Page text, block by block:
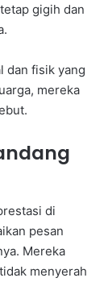
gigih dan
dan fisik yang
mereka
di
pesan
Mereka
menyerah